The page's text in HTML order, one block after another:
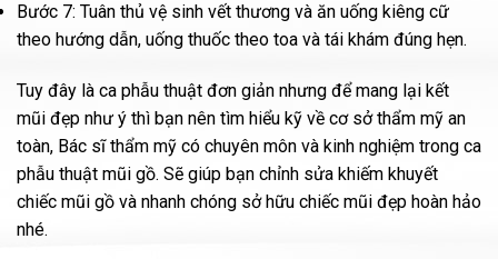
Bước 7: Tuân thủ vệ sinh vết thương và ăn uống kiêng cữ
theo hướng dẫn, uống thuốc theo toa và tái khám đúng hẹn.
Tuy đây là ca phẫu thuật đơn giản nhưng để mang lại kết
mũi đẹp như ý thì bạn nên tìm hiểu kỹ về cơ sở thẩm mỹ an
toàn, Bác sĩ thẩm mỹ có chuyên môn và kinh nghiệm trong ca
phẫu thuật mũi gồ. Sẽ giúp bạn chỉnh sửa khiếm khuyết
chiếc mũi gồ và nhanh chóng sở hữu chiếc mũi đẹp hoàn hảo
nhé.